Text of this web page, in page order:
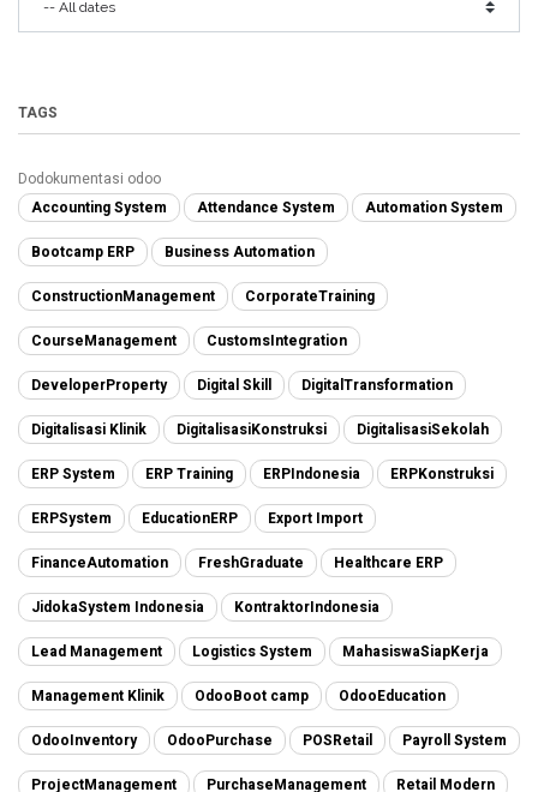
TAGS
Dodokumentasi odoo
Accounting System
Attendance System Automation System
Bootcamp ERP Business Automation
ConstructionManagement CorporateTraining
CourseManagement CustomsIntegration
DeveloperProperty Digital Skill DigitalTransformation
Digitalisasi Klinik DigitalisasiKonstruksi DigitalisasiSekolah
ERP System ERP Training ERPIndonesia ERPKonstruksi
ERPSystem EducationERP Export Import
FinanceAutomation FreshGraduate Healthcare ERP
JidokaSystem Indonesia KontraktorIndonesia
Lead Management Logistics System MahasiswaSiapKerja
Management Klinik OdooBoot camp OdooEducation
OdooInventory OdooPurchase POSRetail Payroll System
ProjectManagement PurchaseManagement Retail Modern